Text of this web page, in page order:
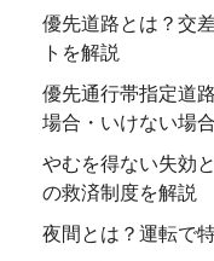
優先道路とは？交
トを解説
優先通行帯指定道
場合・いけない場
やむを得ない失効
の救済制度を解説
夜間とは？運転で